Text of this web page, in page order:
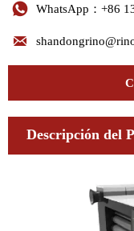
 WhatsApp：+86

Descripción del